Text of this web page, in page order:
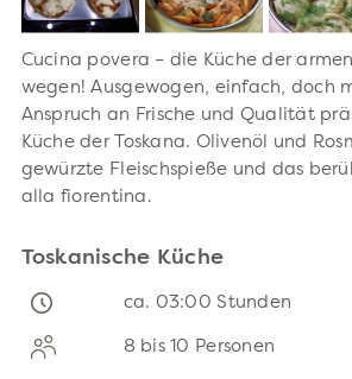
Cucina povera – die Küche der
wegen! Ausgewogen, einfach, doch
Anspruch an Frische und Qualität
Küche der Toskana. Olivenöl und
gewürzte Fleischspieße und das
alla fiorentina.
Toskanische Küche
ca. 03:00 Stunden
8 bis 10 Personen